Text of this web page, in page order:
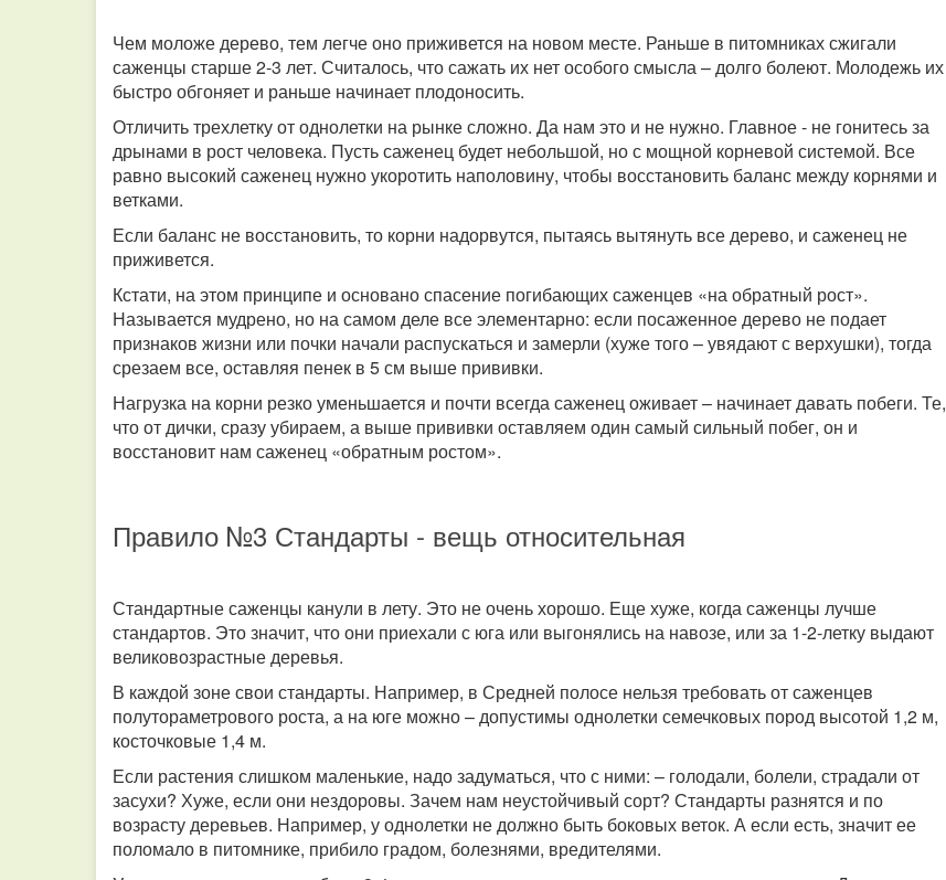
Чем моложе дерево, тем легче оно приживется на новом месте. Раньше в питомниках сжигали
саженцы старше 2-3 лет. Считалось, что сажать их нет особого смысла – долго болеют. Молодежь их
быстро обгоняет и раньше начинает плодоносить.
Отличить трехлетку от однолетки на рынке сложно. Да нам это и не нужно. Главное - не гонитесь за
дрынами в рост человека. Пусть саженец будет небольшой, но с мощной корневой системой. Все
равно высокий саженец нужно укоротить наполовину, чтобы восстановить баланс между корнями и
ветками.
Если баланс не восстановить, то корни надорвутся, пытаясь вытянуть все дерево, и саженец не
приживется.
Кстати, на этом принципе и основано спасение погибающих саженцев «на обратный рост».
Называется мудрено, но на самом деле все элементарно: если посаженное дерево не подает
признаков жизни или почки начали распускаться и замерли (хуже того – увядают с верхушки), тогда
срезаем все, оставляя пенек в 5 см выше прививки.
Нагрузка на корни резко уменьшается и почти всегда саженец оживает – начинает давать побеги. Те,
что от дички, сразу убираем, а выше прививки оставляем один самый сильный побег, он и
восстановит нам саженец «обратным ростом».
Правило №3 Стандарты - вещь относительная
Стандартные саженцы канули в лету. Это не очень хорошо. Еще хуже, когда саженцы лучше
стандартов. Это значит, что они приехали с юга или выгонялись на навозе, или за 1-2-летку выдают
великовозрастные деревья.
В каждой зоне свои стандарты. Например, в Средней полосе нельзя требовать от саженцев
полутораметрового роста, а на юге можно – допустимы однолетки семечковых пород высотой 1,2 м,
косточковые 1,4 м.
Если растения слишком маленькие, надо задуматься, что с ними: – голодали, болели, страдали от
засухи? Хуже, если они нездоровы. Зачем нам неустойчивый сорт? Стандарты разнятся и по
возрасту деревьев. Например, у однолетки не должно быть боковых веток. А если есть, значит ее
поломало в питомнике, прибило градом, болезнями, вредителями.